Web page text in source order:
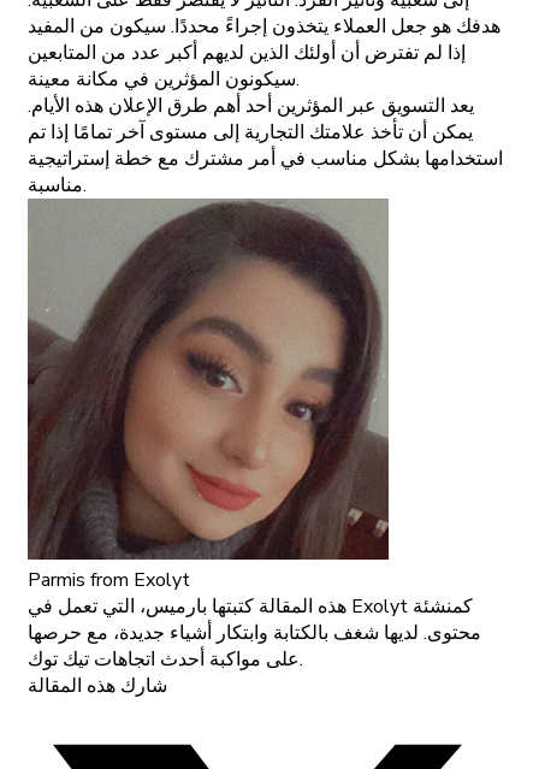
هدفك هو جعل العملاء يتخذون إجراءً محددًا. سيكون من المفيد
إذا لم تفترض أن أولئك الذين لديهم أكبر عدد من المتابعين
سيكونون المؤثرين في مكانة معينة.
يعد التسويق عبر المؤثرين أحد أهم طرق الإعلان هذه الأيام.
يمكن أن تأخذ علامتك التجارية إلى مستوى آخر تمامًا إذا تم
استخدامها بشكل مناسب في أمر مشترك مع خطة إستراتيجية
مناسبة.
Parmis from Exolyt
هذه المقالة كتبتها بارميس، التي تعمل في Exolyt كمنشئة
محتوى. لديها شغف بالكتابة وابتكار أشياء جديدة، مع حرصها
على مواكبة أحدث اتجاهات تيك توك.
شارك هذه المقالة